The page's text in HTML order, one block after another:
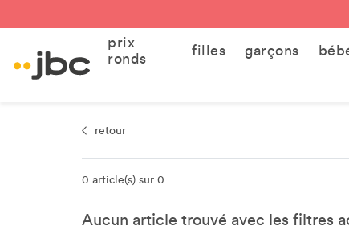
prix
ronds
filles garçons
retour
0 article(s) sur 0
Aucun article trouvé avec les filtres